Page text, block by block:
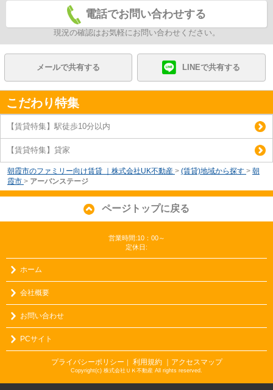
電話でお問い合わせする
現況の確認はお気軽にお問い合わせください。
メールで共有する LINEで共有する
こだわり特集
【賃貸特集】駅徒歩10分以内
【賃貸特集】貸家
朝霞市のファミリー向け賃貸 ｜株式会社UK不動産 > (賃貸)地域から探す > 朝
霞市 > アーバンステージ
ページトップに戻る
営業時間:10：00～
定休日:
ホーム
会社概要
お問い合わせ
PCサイト
プライバシーポリシー 利用規約 ｜アクセスマップ
Copyright(c) 株式会社ＵＫ不動産 All rights reserved.